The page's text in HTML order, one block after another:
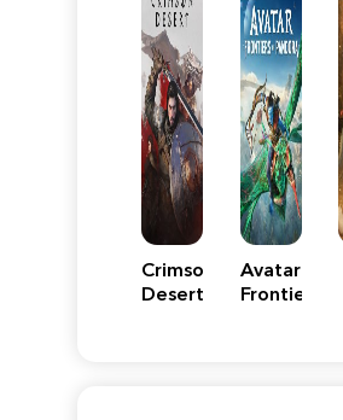
Crimson
Desert
Avatar:
Frontiers